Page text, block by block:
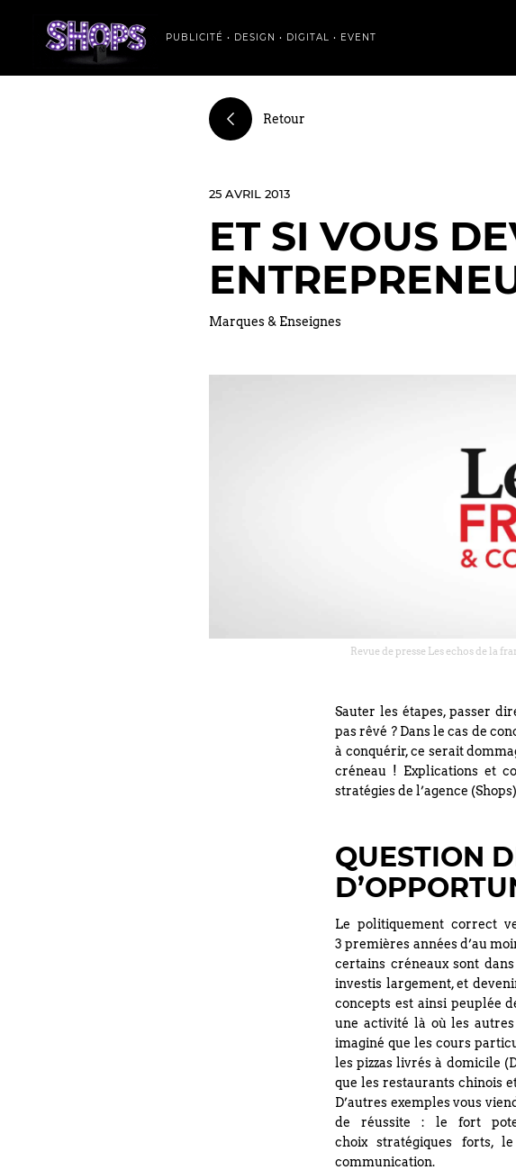
PUBLICITÉ • DESIGN • DIGITAL • EVENT
Retour
25 AVRIL 2013
ET SI VOUS
Marques & Enseignes
Revue de presse Les echos de la
Sauter les étapes, passer
pas rêvé ? Dans le cas de
à conquérir, ce serait
créneau ! Explications et
stratégies de l’agence
QUESTION
Le politiquement correct
3 premières années d’au
certains créneaux sont
investis largement, et
concepts est ainsi peuplée
une activité là où les autres
imaginé que les cours
les pizzas livrés à domicile
que les restaurants chinois
D’autres exemples vous
de réussite : le fort
choix stratégiques forts,
communication.